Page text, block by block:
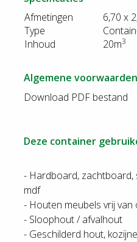
Afmetingen
6,70 x
Type
Inhoud
20m3
Algemene voorwaarden
Download PDF bestand
Deze container
- Hardboard, zachtboard,
mdf
- Houten meubels vrij
- Sloophout / afvalhout
- Geschilderd hout,